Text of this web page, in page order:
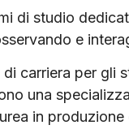
di studio
e
carriera per gli
una
in produzione